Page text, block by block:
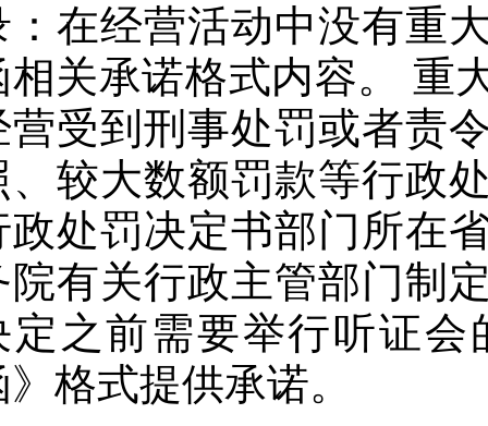
：在经营活动中没有重
相关承诺格式内容。 重
营受到刑事处罚或者责
、较大数额罚款等行政
政处罚决定书部门所在
院有关行政主管部门制
定之前需要举行听证
》格式提供承诺。